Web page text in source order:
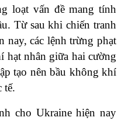
loạt vấn đề mang tính
Từ sau khi chiến tranh
nay, các lệnh trừng phạt
hạt nhân giữa hai cường
tạo nên bầu không khí
tế.
cho Ukraine hiện nay